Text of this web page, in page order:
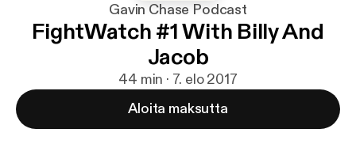
Gavin Chase Podcast
FightWatch #1 With Billy And
Jacob
44 min · 7. elo 2017
Aloita maksutta